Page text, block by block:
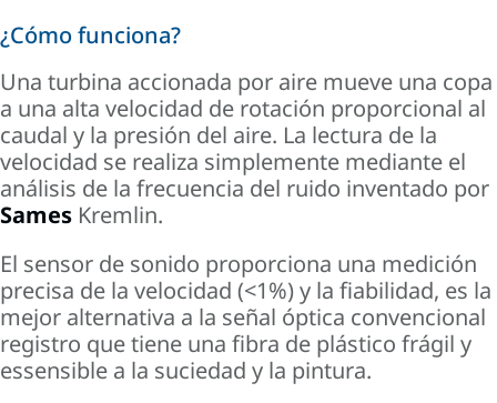
¿Cómo funciona?
Una turbina accionada por aire mueve una copa
a una alta velocidad de rotación proporcional al
caudal y la presión del aire. La lectura de la
velocidad se realiza simplemente mediante el
análisis de la frecuencia del ruido inventado por
Sames Kremlin.
El sensor de sonido proporciona una medición
precisa de la velocidad (<1%) y la fiabilidad, es la
mejor alternativa a la señal óptica convencional
registro que tiene una fibra de plástico frágil y
essensible a la suciedad y la pintura.